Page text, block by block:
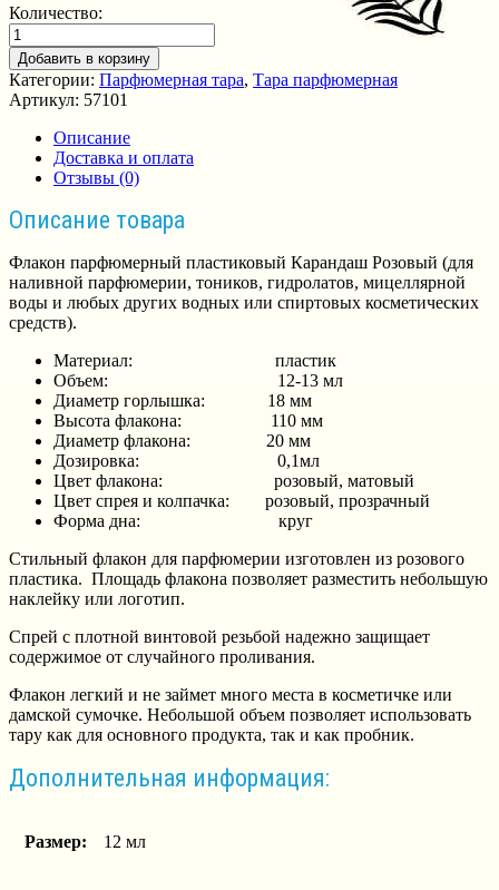
Количество:
Добавить в корзину
Категории: Парфюмерная тара, Тара парфюмерная
Артикул: 57101
Описание
Доставка и оплата
Отзывы (0)
Описание товара
Флакон парфюмерный пластиковый Карандаш Розовый (для
наливной парфюмерии, тоников, гидролатов, мицеллярной
воды и любых других водных или спиртовых косметических
средств).
Материал: пластик
Объем: 12-13 мл
Диаметр горлышка: 18 мм
Высота флакона: 110 мм
Диаметр флакона: 20 мм
Дозировка: 0,1мл
Цвет флакона: розовый, матовый
Цвет спрея и колпачка: розовый, прозрачный
Форма дна: круг
Стильный флакон для парфюмерии изготовлен из розового
пластика. Площадь флакона позволяет разместить небольшую
наклейку или логотип.
Спрей с плотной винтовой резьбой надежно защищает
содержимое от случайного проливания.
Флакон легкий и не займет много места в косметичке или
дамской сумочке. Небольшой объем позволяет использовать
тару как для основного продукта, так и как пробник.
Дополнительная информация:
Размер: 12 мл